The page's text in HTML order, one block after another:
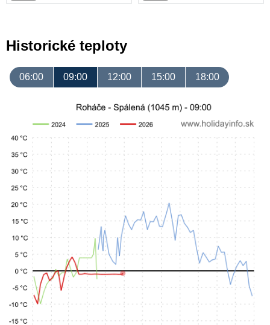
Historické teploty
06:00 09:00 12:00 15:00 18:00